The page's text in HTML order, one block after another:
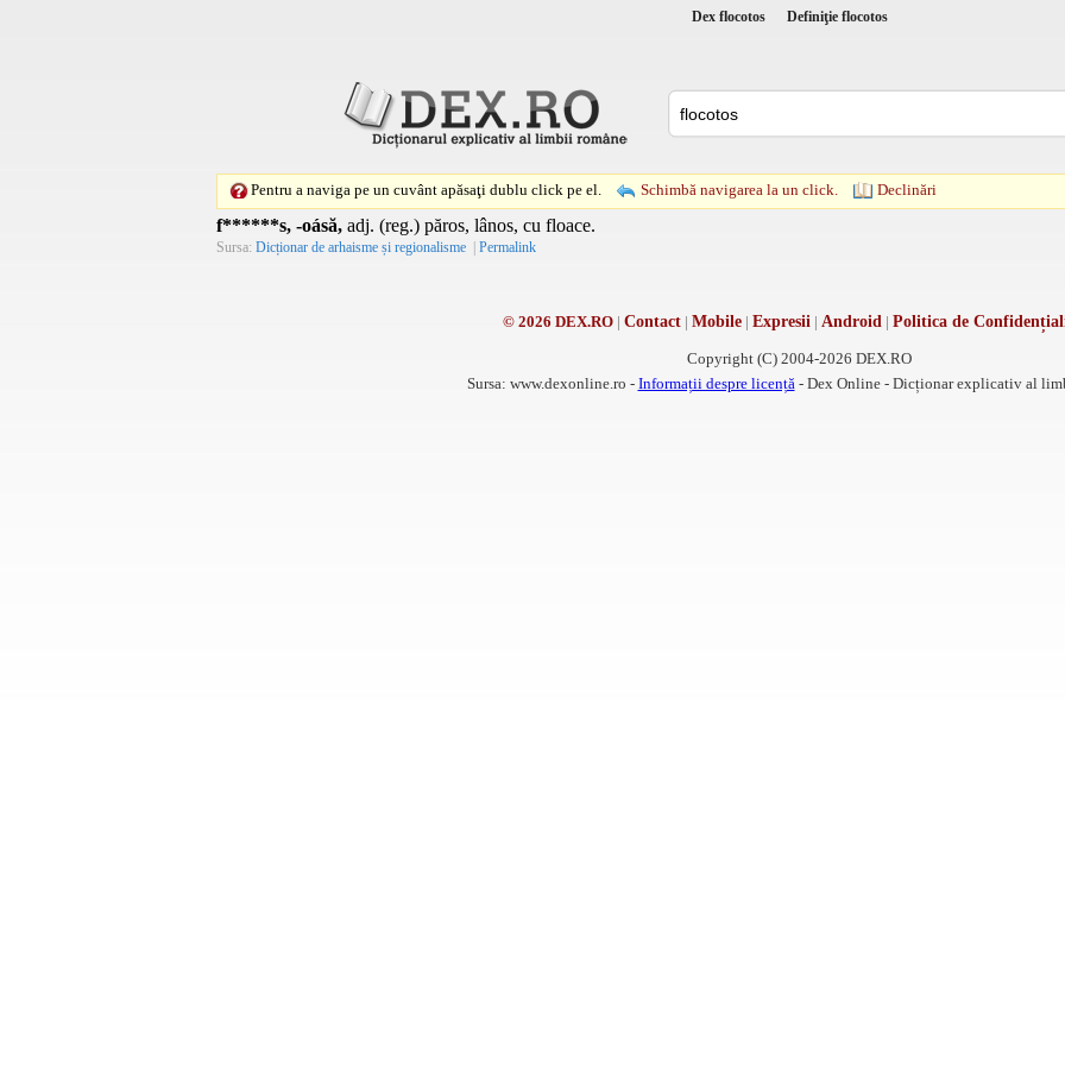
Dex flocotos Definiţie flocotos
Pentru a naviga pe un cuvânt apăsaţi dublu click pe el. Schimbă navigarea la un click. Declinări
f******s, -oásă, adj. (reg.) păros, lânos, cu floace.
Sursa: Dicționar de arhaisme și regionalisme | Permalink
© 2026 DEX.RO| Contact| Mobile| Expresii | Android | Politica de
Copyright (C) 2004-2026 DEX.RO
Sursa: www.dexonline.ro - Informații despre licență - Dex Online - Dicționar explicativ al